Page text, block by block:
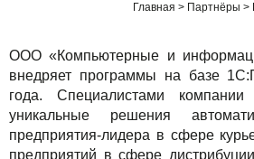
TuchaBit+
TuchaBit
TuchaHost
Облака для e-commerce
Хостиг сайтов на Laravel
Хостинг CRM
Стать партнёром
Наши партнёры
Отзывы
Блог
О нас
Главная Партнёры
ООО «Компьютерные и
внедряет программы на базе
года. Специалистами
уникальные решения
предприятия-лидера в сфере
предприятий в сфере